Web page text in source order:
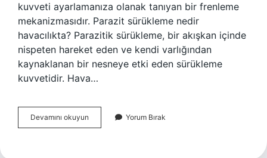
kuvveti ayarlamanıza olanak tanıyan bir frenleme
mekanizmasıdır. Parazit sürükleme nedir
havacılıkta? Parazitik sürükleme, bir akışkan içinde
nispeten hareket eden ve kendi varlığından
kaynaklanan bir nesneye etki eden sürükleme
kuvvetidir. Hava…
Devamını okuyun Interference
Drag
Yorum Bırak